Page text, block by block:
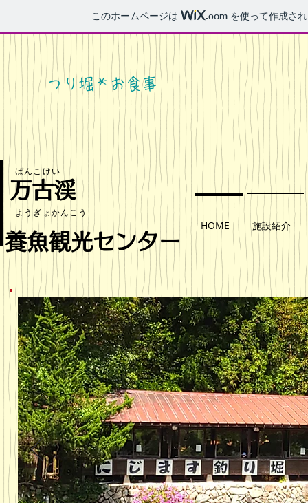
このホームページは .com を使って作成さ
つり堀＊お食事
​ばんこけい
万古渓
​ようぎょかんこう
養魚観光センター
HOME 施設紹介